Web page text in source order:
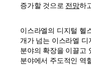
증가할 것으로 전망하
이스라엘의 디지털 헬
개가 넘는 이스라엘
분야의 확장을 이끌고
분야에서 주도적인 역